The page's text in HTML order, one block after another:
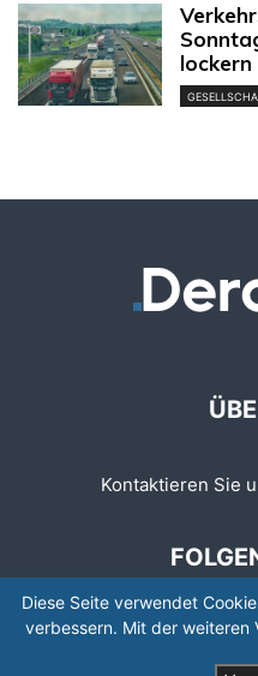
lockern
Kontaktieren Sie
Diese Seite verwendet
verbessern. Mit der weiteren